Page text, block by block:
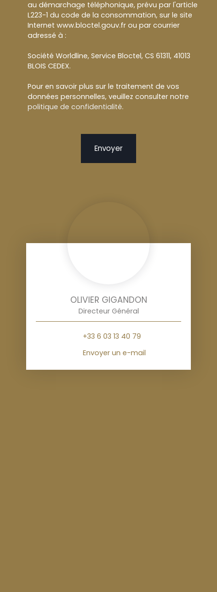
au démarchage téléphonique, prévu par l'article
L223-1 du code de la consommation, sur le site
Internet www.bloctel.gouv.fr ou par courrier
adressé à :
Société Worldline, Service Bloctel, CS 61311, 41013
BLOIS CEDEX.
Pour en savoir plus sur le traitement de vos
données personnelles, veuillez consulter notre
politique de confidentialité.
Envoyer
OLIVIER GIGANDON
Directeur Général
+33 6 03 13 40 79
Envoyer un e-mail